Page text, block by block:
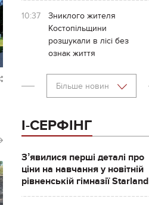
10:37
Зниклого жителя
Костопільщини
розшукали в лісі без
ознак життя
Більше новин
І-СЕРФІНГ
Зʼявилися перші деталі про
ціни на навчання у новітній
рівненській гімназії Starland